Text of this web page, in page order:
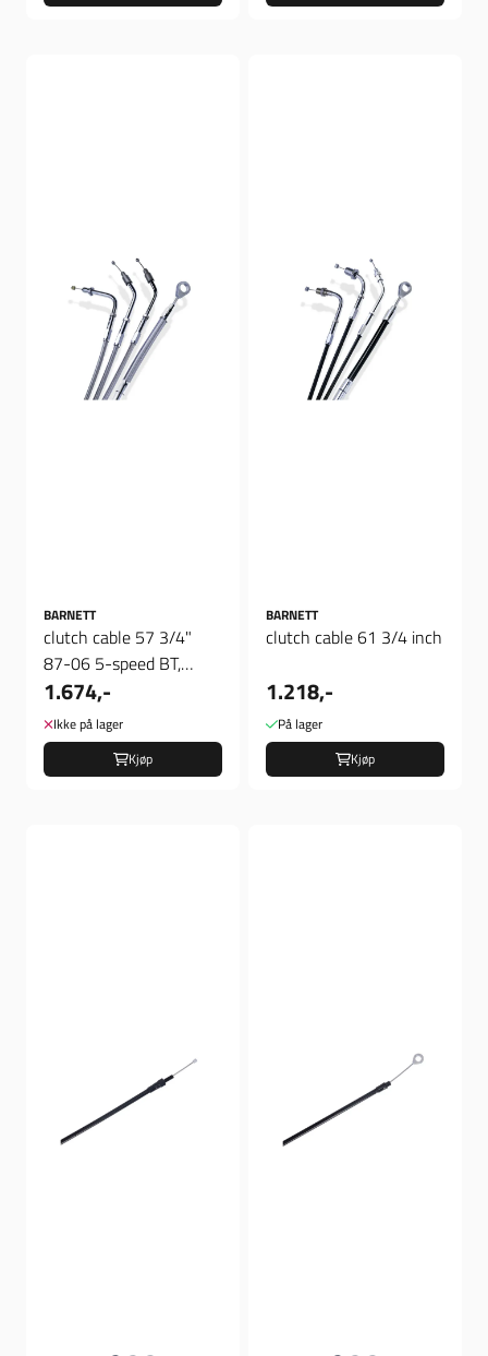
BARNETT
clutch cable 57 3/4"
87-06 5-speed BT,
Clutch Wire
1.674,-
Ikke på lager
Kjøp
BARNETT
clutch cable 61 3/4 inch
1.218,-
På lager
Kjøp